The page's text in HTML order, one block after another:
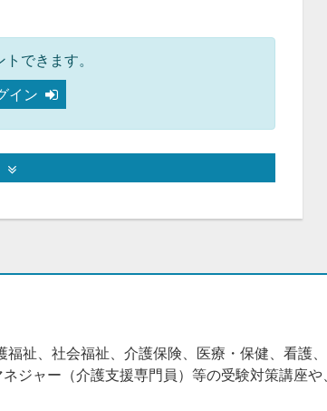
できます。
イン
祉、社会福祉、介護保険、医療・保健、看護
ジャー（介護支援専門員）等の受験対策講座や